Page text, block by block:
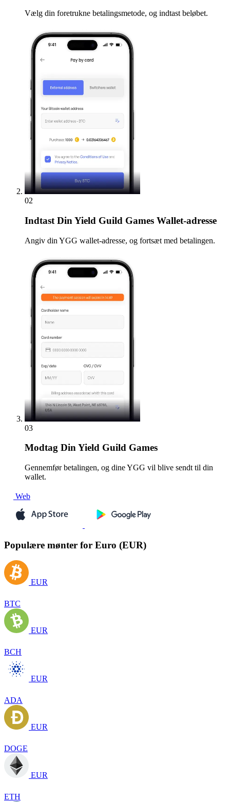
Vælg din foretrukne betalingsmetode, og indtast beløbet.
02
Indtast Din Yield Guild Games Wallet-adresse
Angiv din YGG wallet-adresse, og fortsæt med betalingen.
03
Modtag Din Yield Guild Games
Gennemfør betalingen, og dine YGG vil blive sendt til din
wallet.
Web
Populære mønter for Euro (EUR)
EUR
BTC
EUR
BCH
EUR
ADA
EUR
DOGE
EUR
ETH